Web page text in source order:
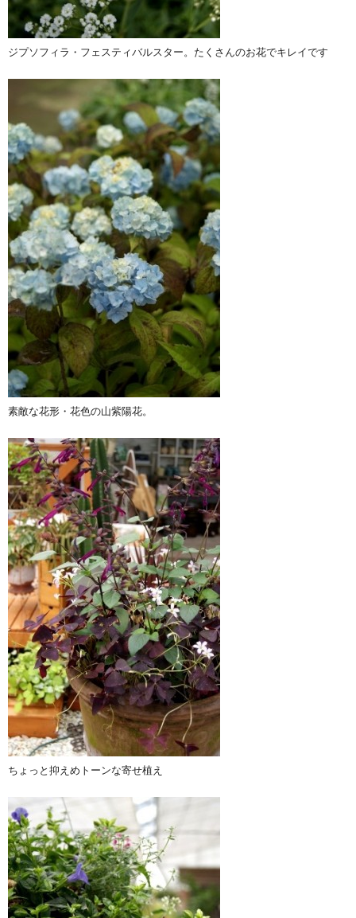
ジプソフィラ・フェスティバルスター。たくさんのお花でキレイです
素敵な花形・花色の山紫陽花。
ちょっと抑えめトーンな寄せ植え